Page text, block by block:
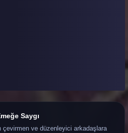
Saygı
çevirmen ve düzenleyici arkadaşlara